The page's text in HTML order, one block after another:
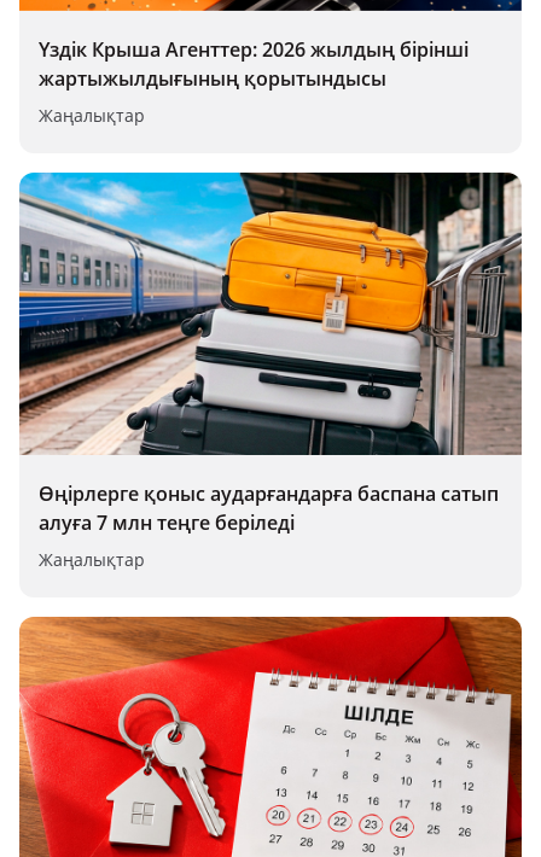
Үздік Крыша Агенттер: 2026 жылдың бірінші
жартыжылдығының қорытындысы
Жаңалықтар
Өңірлерге қоныс аударғандарға баспана сатып
алуға 7 млн теңге беріледі
Жаңалықтар